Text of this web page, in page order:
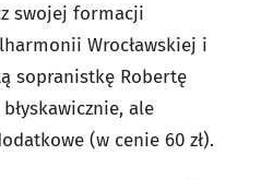
swojej formacji
Wrocławskiej i
sopranistkę Robertę
ale
(w cenie 60 zł).